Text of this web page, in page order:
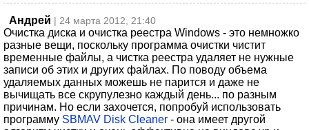
Андрей | 24 марта 2012, 21:40
Очистка диска и очистка реестра Windows - это немножко
разные вещи, поскольку программа очистки чистит
временные файлы, а чистка реестра удаляет не нужные
записи об этих и других файлах. По поводу объема
удаляемых данных можешь не парится и даже не
вычищать все скрупулезно каждый день... по разным
причинам. Но если захочется, попробуй использовать
программу SBMAV Disk Cleaner - она имеет другой